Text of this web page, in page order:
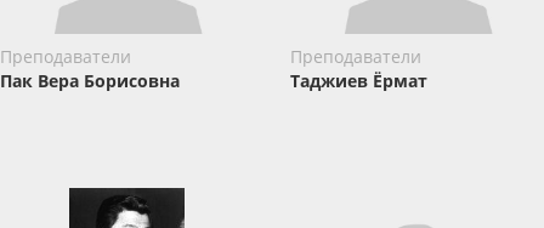
Преподаватели
Пак Вера Борисовна
Преподаватели
Таджиев Ёрмат